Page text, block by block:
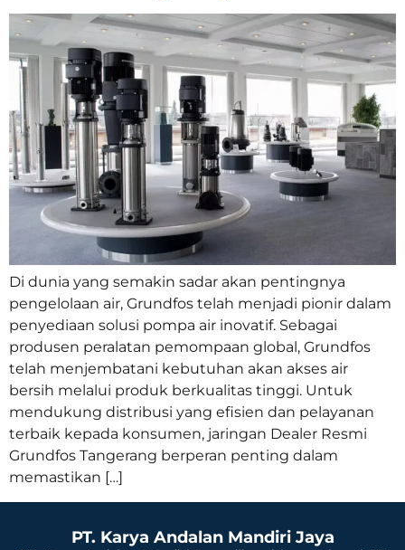
Di dunia yang semakin sadar akan pentingnya
pengelolaan air, Grundfos telah menjadi pionir dalam
penyediaan solusi pompa air inovatif. Sebagai
produsen peralatan pemompaan global, Grundfos
telah menjembatani kebutuhan akan akses air
bersih melalui produk berkualitas tinggi. Untuk
mendukung distribusi yang efisien dan pelayanan
terbaik kepada konsumen, jaringan Dealer Resmi
Grundfos Tangerang berperan penting dalam
memastikan […]
PT. Karya Andalan Mandiri Jaya